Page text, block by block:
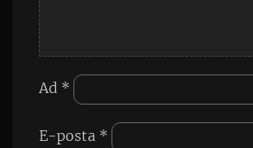
Ad *
E-posta *